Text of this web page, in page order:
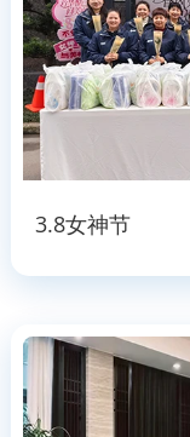
3.8女神节